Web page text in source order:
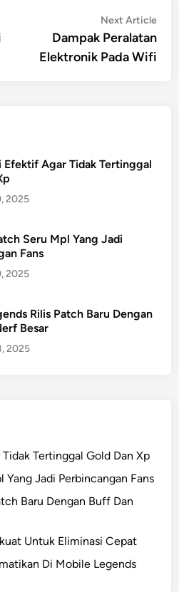
Next Article
Dampak Peralatan
Elektronik Pada Wifi
Efektif Agar Tidak Tertinggal
2025
Seru Mpl Yang Jadi
Fans
2025
Rilis Patch Baru Dengan
Besar
2025
Tertinggal Gold Dan Xp
Jadi Perbincangan Fans
Baru Dengan Buff Dan
Untuk Eliminasi Cepat
Di Mobile Legends